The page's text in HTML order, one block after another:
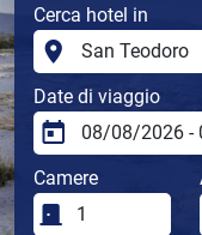
Cerca hotel in
Date di viaggio
Camere